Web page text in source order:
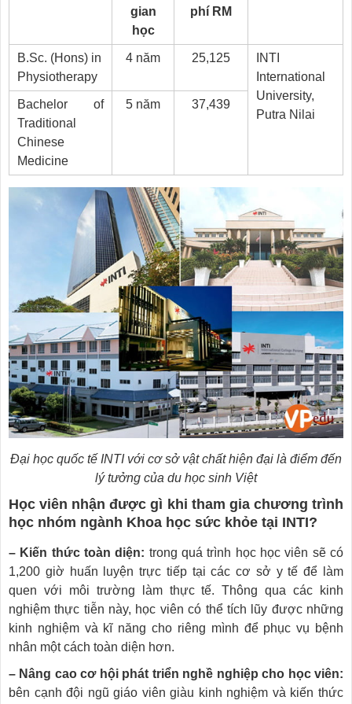
gian
học
phí RM
B.Sc. (Hons) in
Physiotherapy
4 năm 25,125
INTI
International
University,
Putra Nilai
Bachelor of
Traditional
Chinese
Medicine
5 năm 37,439
Đại học quốc tế INTI với cơ sở vật chất hiện đại là điểm đến
lý tưởng của du học sinh Việt
Học viên nhận được gì khi tham gia chương trình
học nhóm ngành Khoa học sức khỏe tại INTI?
– Kiến thức toàn diện: trong quá trình học học viên sẽ có
1,200 giờ huấn luyện trực tiếp tại các cơ sở y tế để làm
quen với môi trường làm thực tế. Thông qua các kinh
nghiệm thực tiễn này, học viên có thể tích lũy được những
kinh nghiệm và kĩ năng cho riêng mình để phục vụ bệnh
nhân một cách toàn diện hơn.
– Nâng cao cơ hội phát triển nghề nghiệp cho học viên:
bên cạnh đội ngũ giáo viên giàu kinh nghiệm và kiến thức